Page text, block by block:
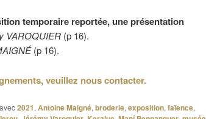
temporaire reportée, une présentation
VAROQUIER(p 16).
(p 16).
veuillez nous contacter.
2021, Antoine Maigné, broderie, exposition, faïence,